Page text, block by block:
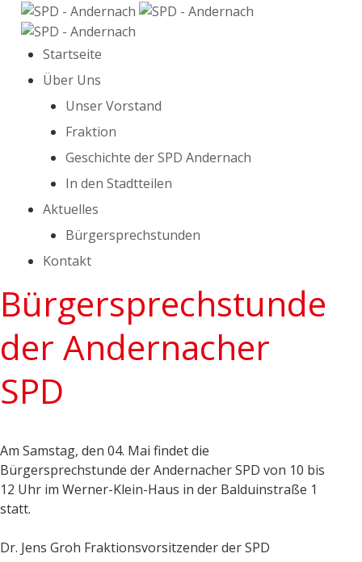
Startseite
Über Uns
Unser Vorstand
Fraktion
Geschichte der SPD Andernach
In den Stadtteilen
Aktuelles
Bürgersprechstunden
Kontakt
Bürgersprechstunde
der Andernacher
SPD
Am Samstag, den 04. Mai findet die
Bürgersprechstunde der Andernacher SPD von 10 bis
12 Uhr im Werner-Klein-Haus in der Balduinstraße 1
statt.
Dr. Jens Groh Fraktionsvorsitzender der SPD